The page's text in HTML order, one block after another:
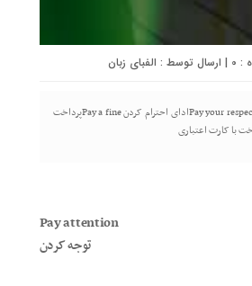
0 | ارسال توسط : الفبای زبان
همایند‌های کلمه “Pay” Pay attentionتوجه کردن Pay a complimentتعریف و تمجید از کسی Pay your respectادای احترام کردن Pay a fineپرداخت
Pay attention
توجه کردن